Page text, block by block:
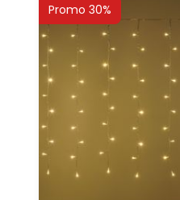
Promo 30%